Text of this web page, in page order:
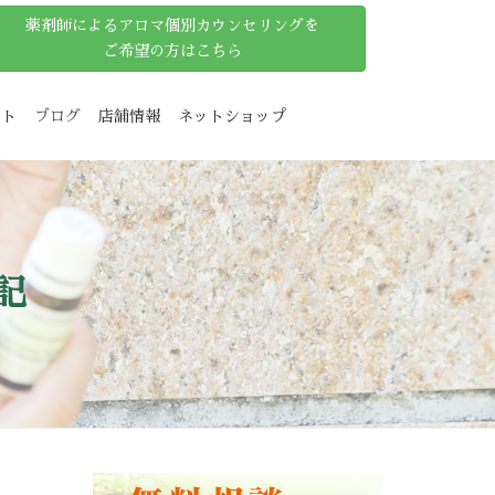
薬剤師によるアロマ個別カウンセリングを
ご希望の方はこちら
ブログ 店舗情報 ネットショップ